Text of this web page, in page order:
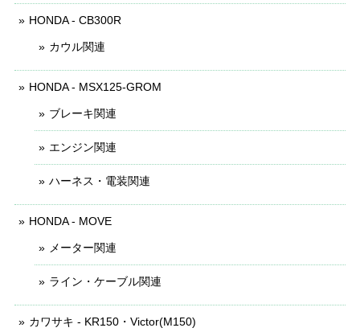
HONDA - CB300R
カウル関連
HONDA - MSX125-GROM
ブレーキ関連
エンジン関連
ハーネス・電装関連
HONDA - MOVE
メーター関連
ライン・ケーブル関連
カワサキ - KR150・Victor(M150)